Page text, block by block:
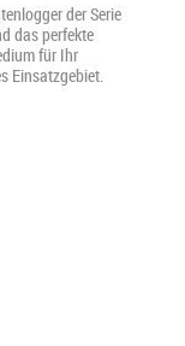
der Serie
das perfekte
für Ihr
Einsatzgebiet.